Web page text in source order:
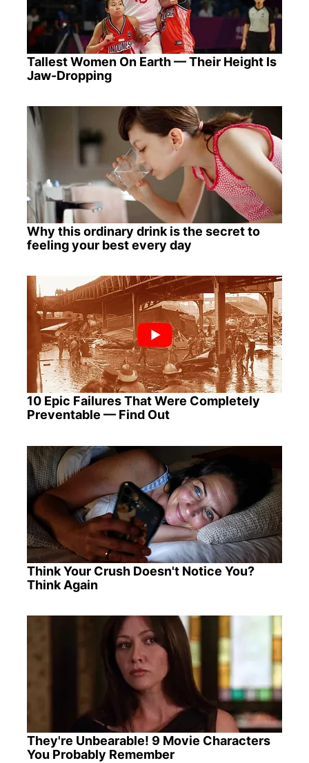
Tallest Women On Earth — Their Height Is
Jaw-Dropping
Why this ordinary drink is the secret to
feeling your best every day
10 Epic Failures That Were Completely
Preventable — Find Out
Think Your Crush Doesn't Notice You?
Think Again
They're Unbearable! 9 Movie Characters
You Probably Remember